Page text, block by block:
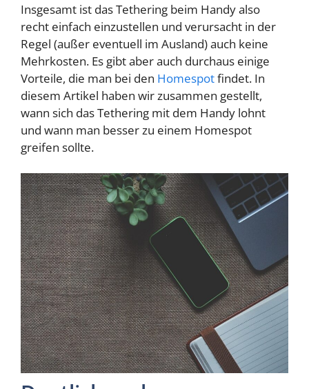
Insgesamt ist das Tethering beim Handy also
recht einfach einzustellen und verursacht in der
Regel (außer eventuell im Ausland) auch keine
Mehrkosten. Es gibt aber auch durchaus einige
Vorteile, die man bei den Homespotfindet. In
diesem Artikel haben wir zusammen gestellt,
wann sich das Tethering mit dem Handy lohnt
und wann man besser zu einem Homespot
greifen sollte.